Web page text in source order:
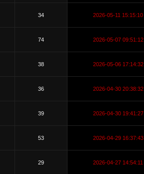
34 2026-05-11 15:15:10
74 2026-05-07 09:51:12
38 2026-05-06 17:14:32
36 2026-04-30 20:38:32
39 2026-04-30 19:41:27
53 2026-04-29 16:37:43
29 2026-04-27 14:54:11